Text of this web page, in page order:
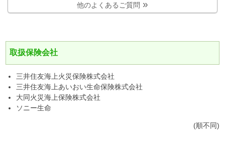
他のよくあるご質問
取扱保険会社
三井住友海上火災保険株式会社
三井住友海上あいおい生命保険株式会社
大同火災海上保険株式会社
ソニー生命
(順不同)